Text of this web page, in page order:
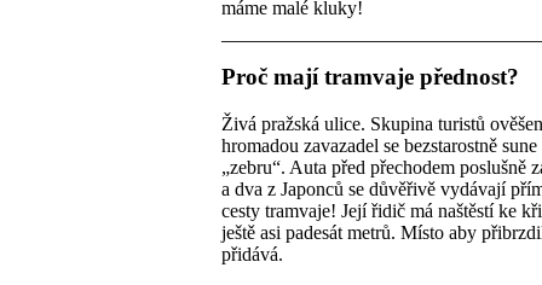
máme malé kluky!
Proč mají tramvaje přednost?
Živá pražská ulice. Skupina turistů
hromadou zavazadel se bezstarostně sune
„zebru“. Auta před přechodem poslušně
a dva z Japonců se důvěřivě vydávají
cesty tramvaje! Její řidič má naštěstí ke
ještě asi padesát metrů. Místo aby
přidává.